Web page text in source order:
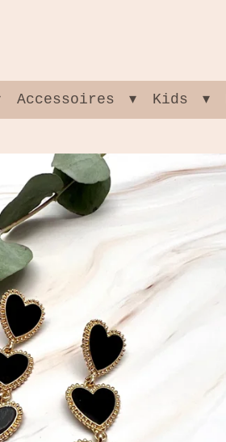
Accessoires Kids